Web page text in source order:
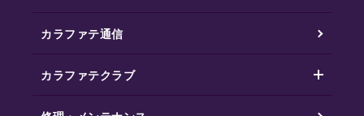
カラファテ通信
カラファテクラブ